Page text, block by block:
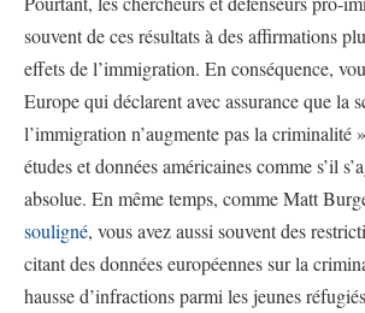
souvent de ces résultats à des affirmations
effets de l’immigration. En conséquence,
Europe qui déclarent avec assurance que la
l’immigration n’augmente pas la criminalité
études et données américaines comme s’il
absolue. En même temps, comme Matt
souligné, vous avez aussi souvent des
citant des données européennes sur la
hausse d’infractions parmi les jeunes